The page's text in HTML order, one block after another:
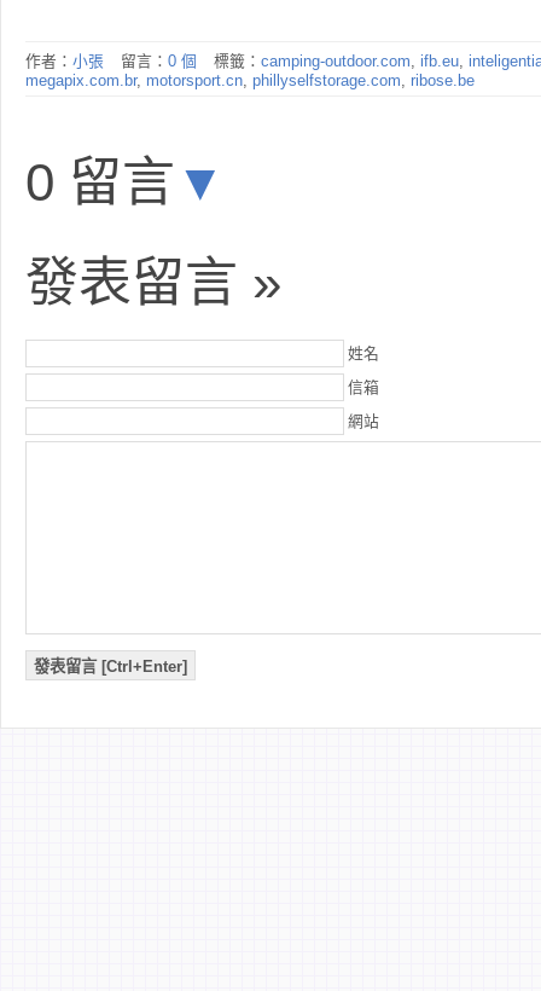
作者： 小張 留言： 0 個 標籤： camping-outdoor.com, ifb.eu,
megapix.com.br, motorsport.cn, phillyselfstorage.com, ribose.be
0 留言 ▼
發表留言 »
姓名
信箱
網站